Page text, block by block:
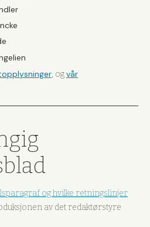
, ogvår
og hvilke retningslinjer
av det redaktørstyre